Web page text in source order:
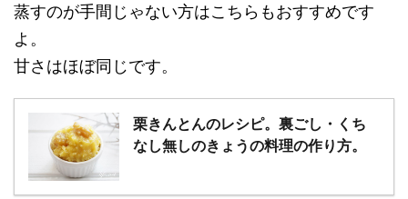
蒸すのが手間じゃない方はこちらもおすすめです
よ。
甘さはほぼ同じです。
栗きんとんのレシピ。裏ごし・くち
なし無しのきょうの料理の作り方。